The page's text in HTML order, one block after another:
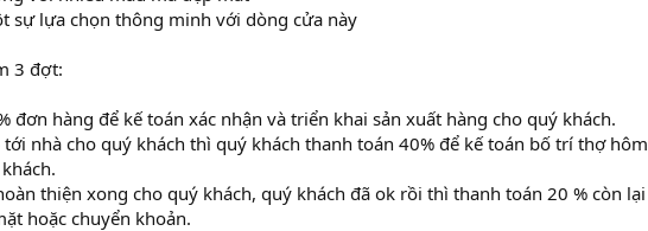
sự lựa chọn thông minh với dòng cửa này
3 đợt:
đơn hàng để kế toán xác nhận và triển khai sản xuất hàng cho quý khách.
nhà cho quý khách thì quý khách thanh toán 40% để kế toán bố trí thợ hôm
thiện xong cho quý khách, quý khách đã ok rồi thì thanh toán 20 % còn lại
hoặc chuyển khoản.